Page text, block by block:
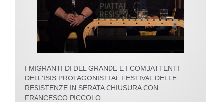
I MIGRANTI DI DEL GRANDE E I COMBATTENTI
DELL'ISIS PROTAGONISTI AL FESTIVAL DELLE
RESISTENZE IN SERATA CHIUSURA CON
FRANCESCO PICCOLO